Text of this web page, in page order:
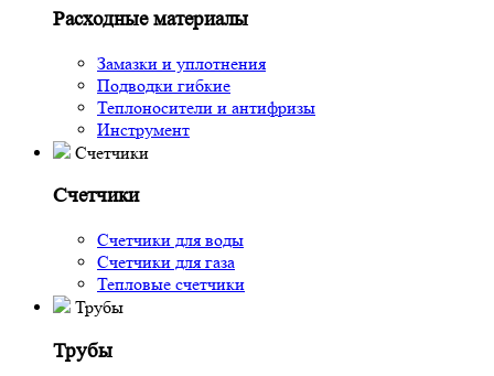
Расходные материалы
Замазки и уплотнения
Подводки гибкие
Теплоносители и антифризы
Инструмент
Счетчики
Счетчики
Счетчики для воды
Счетчики для газа
Тепловые счетчики
Трубы
Трубы